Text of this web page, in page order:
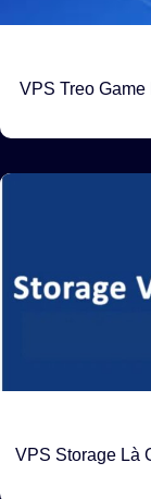
VPS Treo
VPS Storage Là